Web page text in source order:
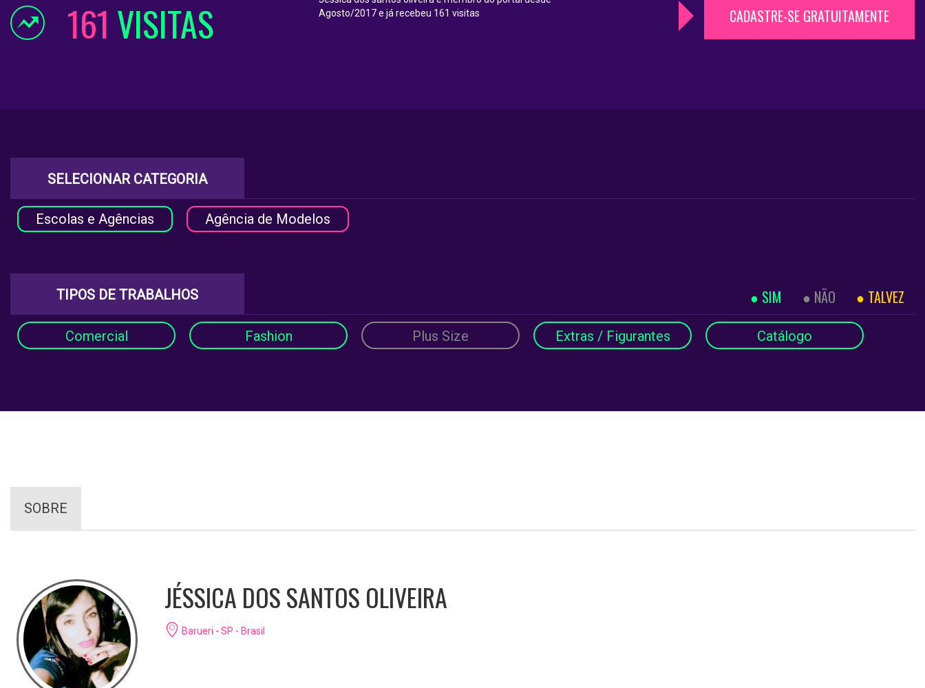
161 VISITAS
Agosto/2017 e já recebeu 161 visitas
CADASTRE-SE GRATUITAMENTE
SELECIONAR CATEGORIA
Escolas e Agências Agência de Modelos
TIPOS DE TRABALHOS SIM NÃO TALVEZ
Comercial Fashion Plus Size Extras / Figurantes Catálogo
SOBRE
JÉSSICA DOS SANTOS OLIVEIRA
Barueri - SP - Brasil